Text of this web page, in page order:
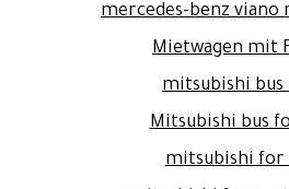
mercedes-benz viano
Mietwagen mit
mitsubishi bus
Mitsubishi bus
mitsubishi for